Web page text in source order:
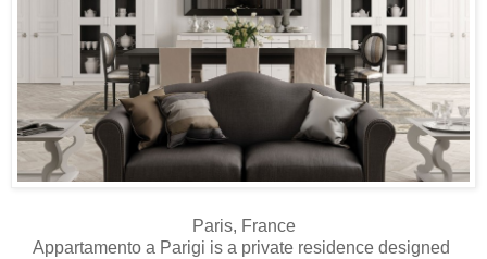
Paris, France
Appartamento a Parigi is a private residence designed